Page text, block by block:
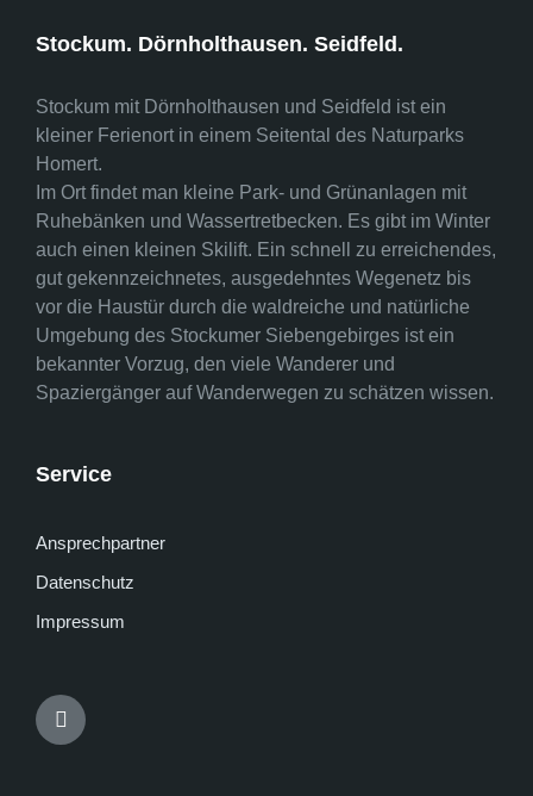
Stockum. Dörnholthausen. Seidfeld.
Stockum mit Dörnholthausen und Seidfeld ist ein
kleiner Ferienort in einem Seitental des Naturparks
Homert.
Im Ort findet man kleine Park- und Grünanlagen mit
Ruhebänken und Wassertretbecken. Es gibt im Winter
auch einen kleinen Skilift. Ein schnell zu erreichendes,
gut gekennzeichnetes, ausgedehntes Wegenetz bis
vor die Haustür durch die waldreiche und natürliche
Umgebung des Stockumer Siebengebirges ist ein
bekannter Vorzug, den viele Wanderer und
Spaziergänger auf Wanderwegen zu schätzen wissen.
Service
Ansprechpartner
Datenschutz
Impressum